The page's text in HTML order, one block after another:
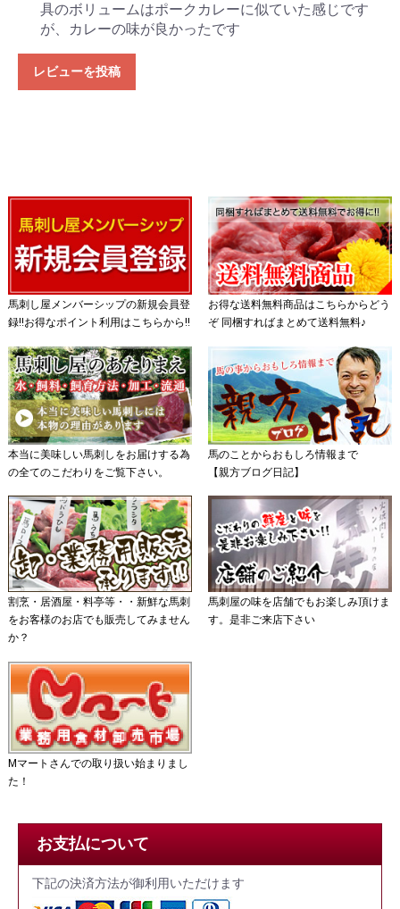
具のボリュームはポークカレーに似ていた感じです
が、カレーの味が良かったです
レビューを投稿
馬刺し屋メンバーシップの新規会員登
録!!お得なポイント利用はこちらから!!
お得な送料無料商品はこちらからどう
ぞ 同梱すればまとめて送料無料♪
本当に美味しい馬刺しをお届けする為
の全てのこだわりをご覧下さい。
馬のことからおもしろ情報まで
【親方ブログ日記】
割烹・居酒屋・料亭等・・新鮮な馬刺
をお客様のお店でも販売してみません
か？
馬刺屋の味を店舗でもお楽しみ頂けま
す。是非ご来店下さい
Mマートさんでの取り扱い始まりまし
た！
お支払について
下記の決済方法が御利用いただけます